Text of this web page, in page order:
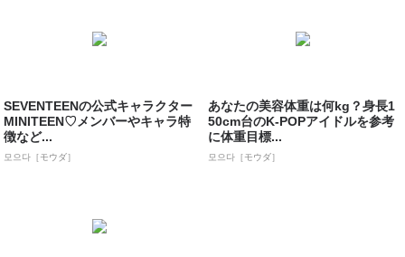
SEVENTEENの公式キャラクター
MINITEEN♡メンバーやキャラ特
徴など...
모으다［モウダ］
あなたの美容体重は何kg？身長1
50cm台のK-POPアイドルを参考
に体重目標...
모으다［モウダ］